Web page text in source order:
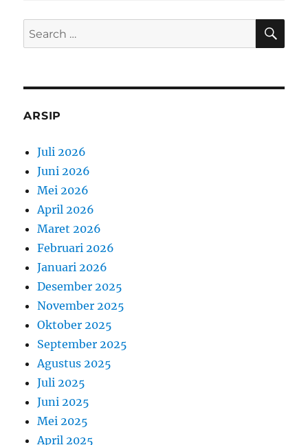
Search
for:
ARSIP
Juli 2026
Juni 2026
Mei 2026
April 2026
Maret 2026
Februari 2026
Januari 2026
Desember 2025
November 2025
Oktober 2025
September 2025
Agustus 2025
Juli 2025
Juni 2025
Mei 2025
April 2025